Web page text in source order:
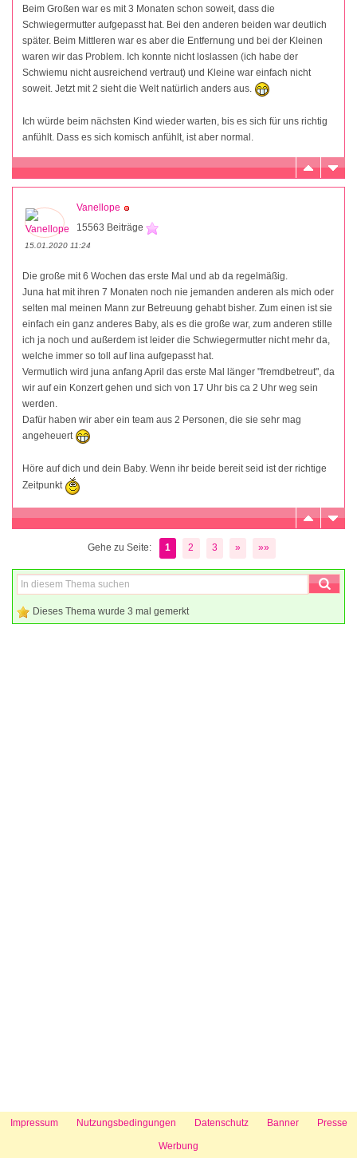
Beim Großen war es mit 3 Monaten schon soweit, dass die
Schwiegermutter aufgepasst hat. Bei den anderen beiden war deutlich
später. Beim Mittleren war es aber die Entfernung und bei der Kleinen
waren wir das Problem. Ich konnte nicht loslassen (ich habe der
Schwiemu nicht ausreichend vertraut) und Kleine war einfach nicht
soweit. Jetzt mit 2 sieht die Welt natürlich anders aus.
Ich würde beim nächsten Kind wieder warten, bis es sich für uns richtig
anfühlt. Dass es sich komisch anfühlt, ist aber normal.
Vanellope
15563 Beiträge
15.01.2020 11:24
Die große mit 6 Wochen das erste Mal und ab da regelmäßig.
Juna hat mit ihren 7 Monaten noch nie jemanden anderen als mich oder
selten mal meinen Mann zur Betreuung gehabt bisher. Zum einen ist sie
einfach ein ganz anderes Baby, als es die große war, zum anderen stille
ich ja noch und außerdem ist leider die Schwiegermutter nicht mehr da,
welche immer so toll auf lina aufgepasst hat.
Vermutlich wird juna anfang April das erste Mal länger "fremdbetreut", da
wir auf ein Konzert gehen und sich von 17 Uhr bis ca 2 Uhr weg sein
werden.
Dafür haben wir aber ein team aus 2 Personen, die sie sehr mag
angeheuert
Höre auf dich und dein Baby. Wenn ihr beide bereit seid ist der richtige
Zeitpunkt
Gehe zu Seite: 1 2 3 » »»
Dieses Thema wurde 3 mal gemerkt
Impressum Nutzungsbedingungen Datenschutz Banner Presse
Werbung